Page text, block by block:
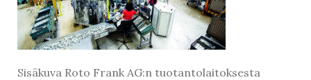
Sisäkuva Roto Frank AG:n tuotantolaitoksesta